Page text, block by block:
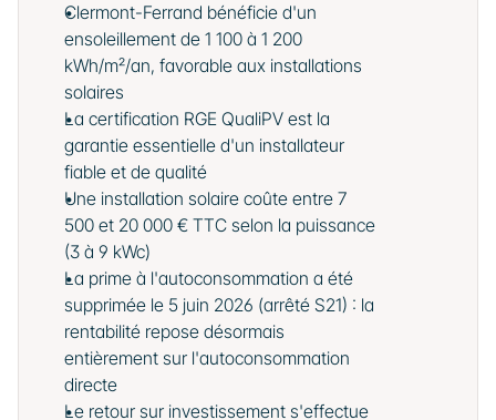
Clermont-Ferrand bénéficie d'un
ensoleillement de 1 100 à 1 200
kWh/m²/an, favorable aux installations
solaires
La certification RGE QualiPV est la
garantie essentielle d'un installateur
fiable et de qualité
Une installation solaire coûte entre 7
500 et 20 000 € TTC selon la puissance
(3 à 9 kWc)
La prime à l'autoconsommation a été
supprimée le 5 juin 2026 (arrêté S21) : la
rentabilité repose désormais
entièrement sur l'autoconsommation
directe
Le retour sur investissement s'effectue